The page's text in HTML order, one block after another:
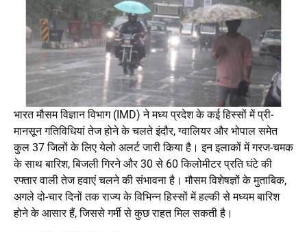
भारत मौसम विज्ञान विभाग (IMD) ने मध्य प्रदेश के कई हिस्सों में प्री-
मानसून गतिविधियां तेज होने के चलते इंदौर, ग्वालियर और भोपाल समेत
कुल 37 जिलों के लिए येलो अलर्ट जारी किया है। इन इलाकों में गरज-चमक
के साथ बारिश, बिजली गिरने और 30 से 60 किलोमीटर प्रति घंटे की
रफ्तार वाली तेज हवाएं चलने की संभावना है। मौसम विशेषज्ञों के मुताबिक,
अगले दो-चार दिनों तक राज्य के विभिन्न हिस्सों में हल्की से मध्यम बारिश
होने के आसार हैं, जिससे गर्मी से कुछ राहत मिल सकती है।